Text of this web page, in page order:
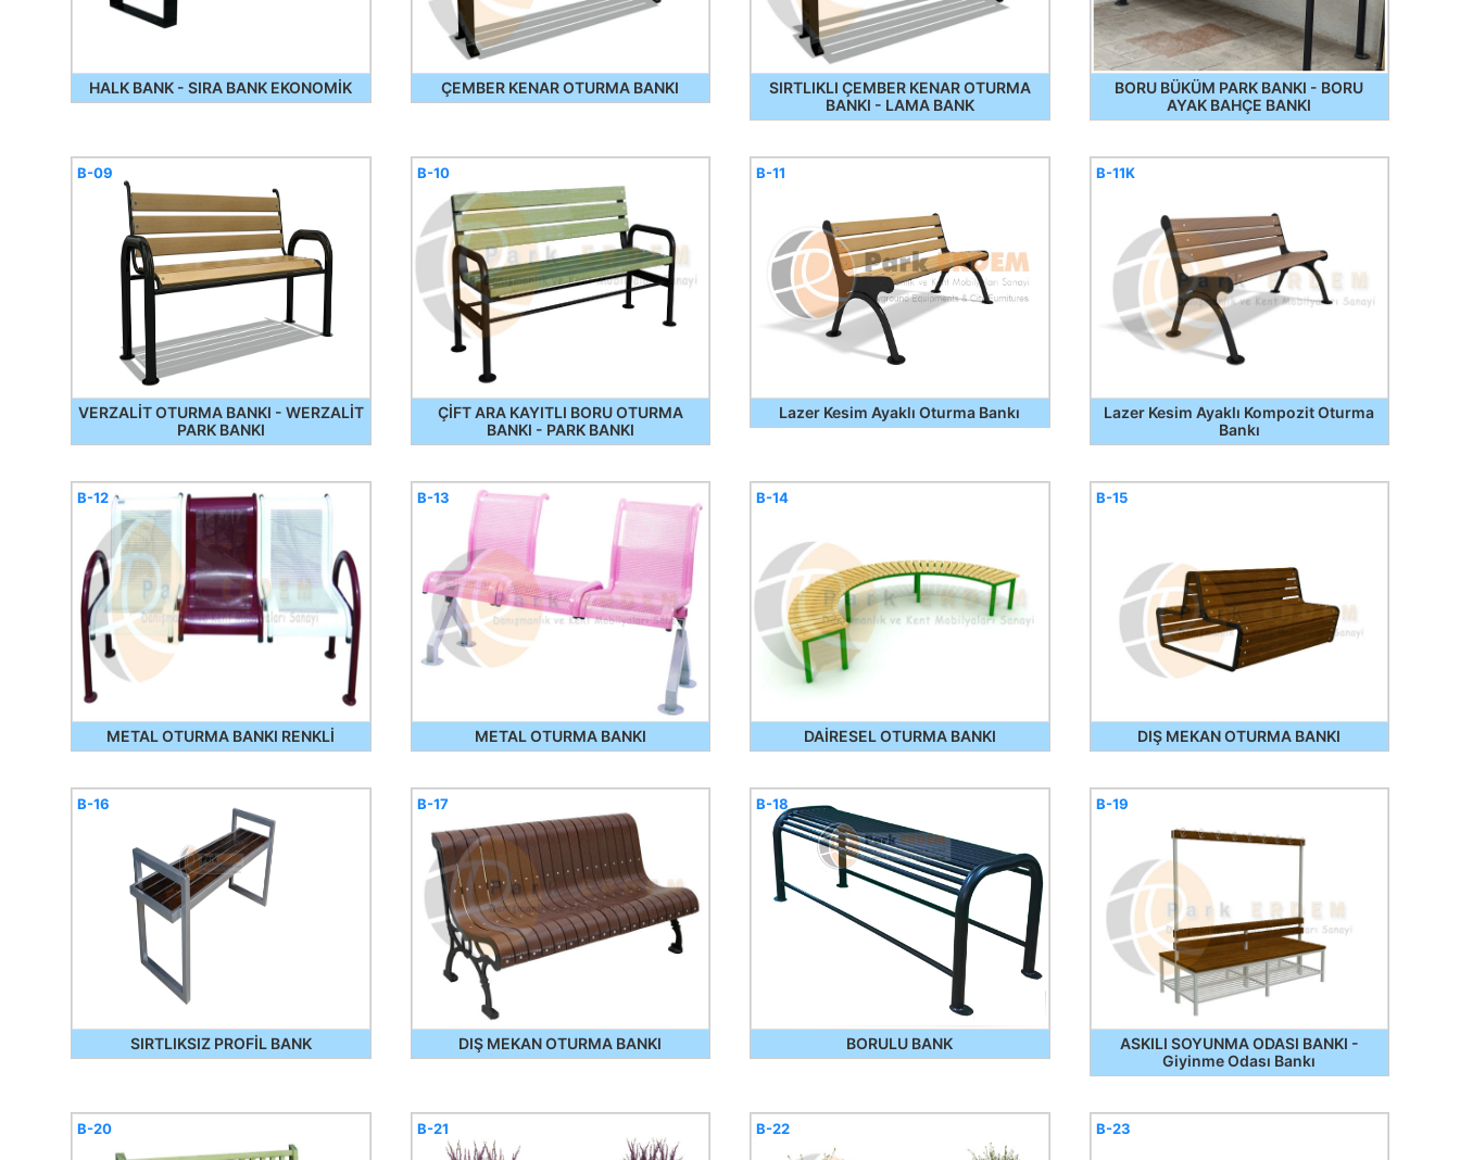
HALK BANK - SIRA BANK EKONOMİK ÇEMBER KENAR OTURMA BANKI
SIRTLIKLI ÇEMBER KENAR OTURMA
BANKI - LAMA BANK
BORU BÜKÜM PARK BANKI - BORU
AYAK BAHÇE BANKI
VERZALİT OTURMA BANKI - WERZALİT
PARK BANKI
B-09
ÇİFT ARA KAYITLI BORU OTURMA
BANKI - PARK BANKI
B-10
Lazer Kesim Ayaklı Oturma Bankı
B-11
Lazer Kesim Ayaklı Kompozit Oturma
Bankı
B-11K
METAL OTURMA BANKI RENKLİ
B-12
METAL OTURMA BANKI
B-13
DAİRESEL OTURMA BANKI
B-14
DIŞ MEKAN OTURMA BANKI
B-15
SIRTLIKSIZ PROFİL BANK
B-16
DIŞ MEKAN OTURMA BANKI
B-17
BORULU BANK
B-18
ASKILI SOYUNMA ODASI BANKI -
Giyinme Odası Bankı
B-19
B-20 B-21 B-22 B-23